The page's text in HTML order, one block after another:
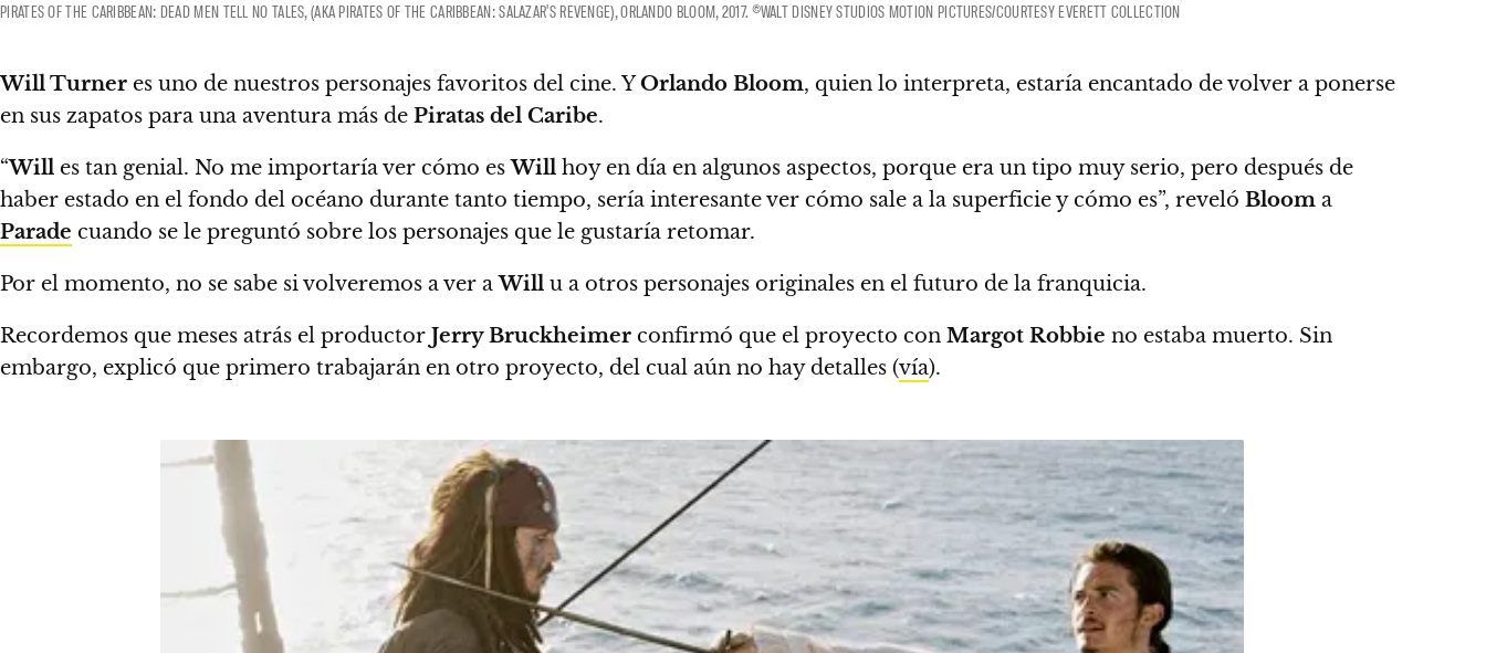
PIRATES OF THE CARIBBEAN: DEAD MEN TELL NO TALES, (AKA PIRATES OF THE CARIBBEAN: SALAZAR'S REVENGE), ORLANDO BLOOM, 2017. ©WALT DISNEY STUDIOS MOTION PICTURES/COURTESY EVERETT COLLECTION
Will Turner es uno de nuestros personajes favoritos del cine. YOrlando Bloom, quien lo interpreta, estaría encantado de volver a ponerse
en sus zapatos para una aventura más de Piratas del Caribe.
“Will es tan genial. No me importaría ver cómo esWill hoy en día en algunos aspectos, porque era un tipo muy serio, pero después de
haber estado en el fondo del océano durante tanto tiempo, sería interesante ver cómo sale a la superficie y cómo es”, reveló Bloom a
Parade cuando se le preguntó sobre los personajes que le gustaría retomar.
Por el momento, no se sabe si volveremos a ver aWill u a otros personajes originales en el futuro de la franquicia.
Recordemos que meses atrás el productor Jerry Bruckheimer confirmó que el proyecto con Margot Robbie no estaba muerto. Sin
embargo, explicó que primero trabajarán en otro proyecto, del cual aún no hay detalles (vía).